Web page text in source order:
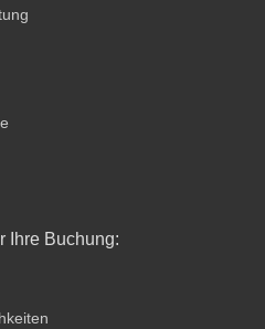
Ihre Buchung: